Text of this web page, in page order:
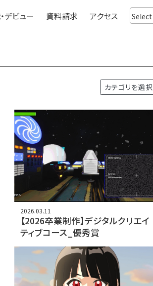
デビュー 資料請求 アクセス
カテゴリを選択
2026.03.11
【2026卒業制作】デジタルクリエイ
ティブコース_優秀賞